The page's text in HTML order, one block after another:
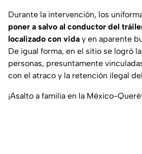
Durante la intervención, los
poner a salvo al conductor del
localizado con vida y en aparente
De igual forma, en el sitio se logró
personas, presuntamente
con el atraco y la retención ilegal
¡Asalto a familia en la México-